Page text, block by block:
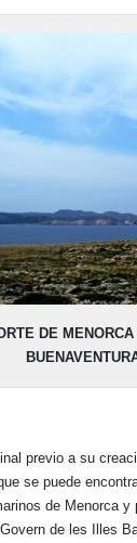
DE
previo a su
se puede
de Menorca
de les Illes